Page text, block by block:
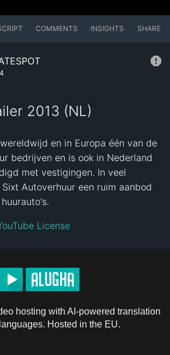
COMMENTS INSIGHTS SHARE
2013 (NL)
en in Europa één van de
bedrijven en is ook in Nederland
met vestigingen. In veel
Autoverhuur een ruim aanbod
License
hosting with AI-powered translation
Hosted in the EU.